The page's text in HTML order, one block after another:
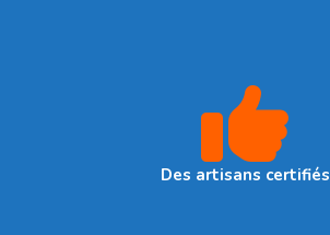
Des artisans certifiés